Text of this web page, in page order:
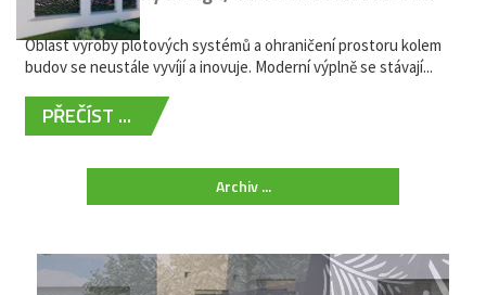
žádná údržba
Oblast výroby plotových systémů a ohraničení prostoru kolem
budov se neustále vyvíjí a inovuje. Moderní výplně se stávají...
PŘEČÍST ...
Archiv ...